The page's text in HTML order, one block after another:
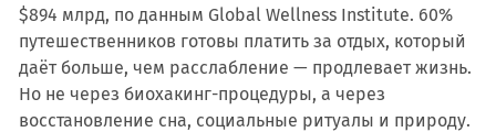
$894 млрд, по данным Global Wellness Institute. 60%
путешественников готовы платить за отдых, который
даёт больше, чем расслабление — продлевает жизнь.
Но не через биохакинг-процедуры, а через
восстановление сна, социальные ритуалы и природу.